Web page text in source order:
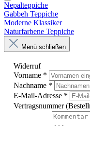
Nepalteppiche
Gabbeh Teppiche
Moderne Klassiker
Naturfarbene Teppiche
Menü schließen
Widerruf
Vorname *
Nachname *
E-Mail-Adresse *
Vertragsnummer